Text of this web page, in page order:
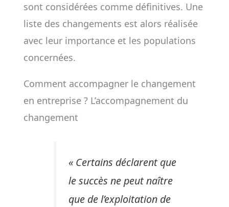
sont consi­dé­rées comme défi­ni­tives. Une
liste des chan­ge­ments est alors réa­li­sée
avec leur impor­tance et les popu­la­tions
concer­nées.
Comment accompagner le changement
en entreprise ? L’accompagnement du
changement
« Certains déclarent que
le succès ne peut naître
que de l’exploitation de